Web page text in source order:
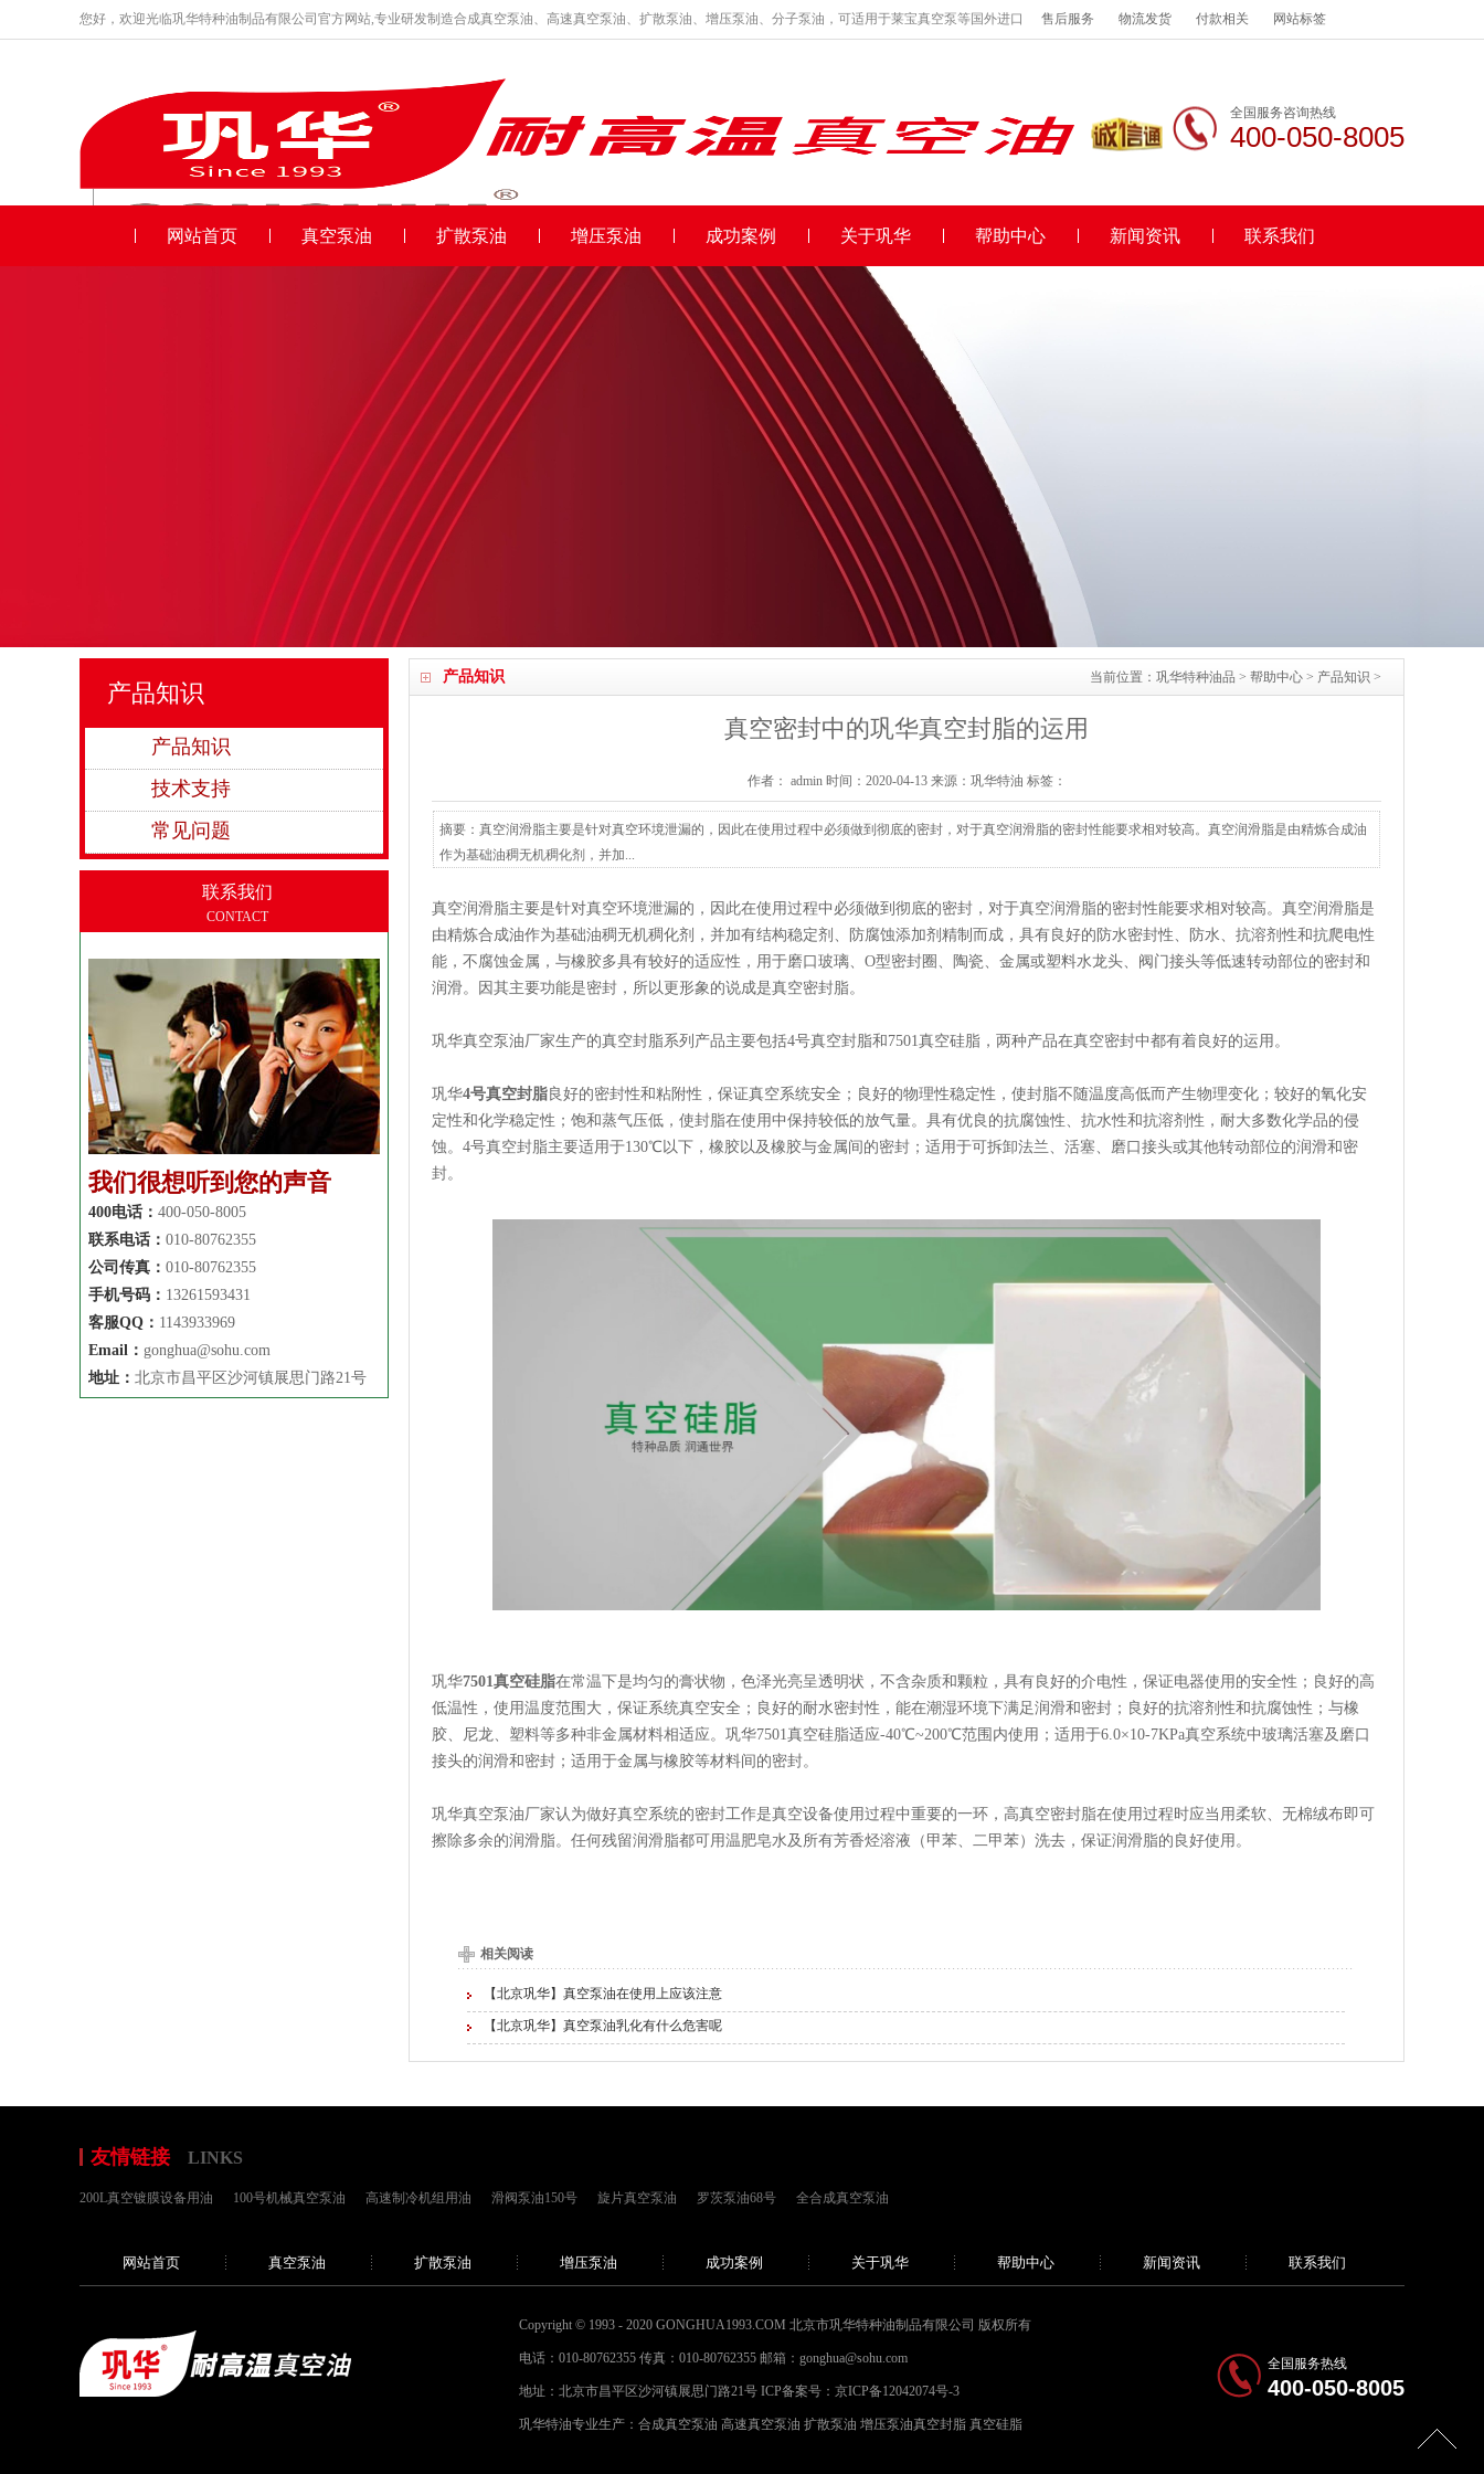
您好，欢迎光临巩华特种油制品有限公司官方网站,专业研发制造合成真空泵油、高速真空泵油、扩散泵油、增压泵油、分子泵油，可适用于莱宝真空泵等国外进口 售后服务 物流发货 付款相关 网站标签
全国服务咨询热线
400-050-8005
网站首页 真空泵油 扩散泵油 增压泵油 成功案例 关于巩华 帮助中心 新闻资讯 联系我们
产品知识 当前位置： 巩华特种油品 > 帮助中心 > 产品知识 >
真空密封中的巩华真空封脂的运用
作者： admin 时间：2020-04-13 来源：巩华特油 标签：
摘要：真空润滑脂主要是针对真空环境泄漏的，因此在使用过程中必须做到彻底的密封，对于真空润滑脂的密封性能要求相对较高。真空润滑脂是由精炼合成油
作为基础油稠无机稠化剂，并加...
真空润滑脂主要是针对真空环境泄漏的，因此在使用过程中必须做到彻底的密封，对于真空润滑脂的密封性能要求相对较高。真空润滑脂是
由精炼合成油作为基础油稠无机稠化剂，并加有结构稳定剂、防腐蚀添加剂精制而成，具有良好的防水密封性、防水、抗溶剂性和抗爬电性
能，不腐蚀金属，与橡胶多具有较好的适应性，用于磨口玻璃、O型密封圈、陶瓷、金属或塑料水龙头、阀门接头等低速转动部位的密封和
润滑。因其主要功能是密封，所以更形象的说成是真空密封脂。
巩华真空泵油厂家生产的真空封脂系列产品主要包括4号真空封脂和7501真空硅脂，两种产品在真空密封中都有着良好的运用。
巩华4号真空封脂 良好的密封性和粘附性，保证真空系统安全；良好的物理性稳定性，使封脂不随温度高低而产生物理变化；较好的氧化安
定性和化学稳定性；饱和蒸气压低，使封脂在使用中保持较低的放气量。具有优良的抗腐蚀性、抗水性和抗溶剂性，耐大多数化学品的侵
蚀。4号真空封脂主要适用于130℃以下，橡胶以及橡胶与金属间的密封；适用于可拆卸法兰、活塞、磨口接头或其他转动部位的润滑和密
封。
巩华7501真空硅脂在常温下是均匀的膏状物，色泽光亮呈透明状，不含杂质和颗粒，具有良好的介电性，保证电器使用的安全性；良好的高
低温性，使用温度范围大，保证系统真空安全；良好的耐水密封性，能在潮湿环境下满足润滑和密封；良好的抗溶剂性和抗腐蚀性；与橡
胶、尼龙、塑料等多种非金属材料相适应。巩华7501真空硅脂适应-40℃~200℃范围内使用；适用于6.0×10-7KPa真空系统中玻璃活塞及磨口
接头的润滑和密封；适用于金属与橡胶等材料间的密封。
巩华真空泵油厂家认为做好真空系统的密封工作是真空设备使用过程中重要的一环，高真空密封脂在使用过程时应当用柔软、无棉绒布即可
擦除多余的润滑脂。任何残留润滑脂都可用温肥皂水及所有芳香烃溶液（甲苯、二甲苯）洗去，保证润滑脂的良好使用。
相关阅读
【北京巩华】真空泵油在使用上应该注意
【北京巩华】真空泵油乳化有什么危害呢
产品知识
产品知识
技术支持
常见问题
联系我们
CONTACT
我们很想听到您的声音
400电话： 400-050-8005
联系电话： 010-80762355
公司传真： 010-80762355
手机号码： 13261593431
客服QQ： 1143933969
Email： gonghua@sohu.com
地址： 北京市昌平区沙河镇展思门路21号
友情链接 LINKS
200L真空镀膜设备用油 100号机械真空泵油 高速制冷机组用油 滑阀泵油150号 旋片真空泵油 罗茨泵油68号 全合成真空泵油
网站首页 真空泵油 扩散泵油 增压泵油 成功案例 关于巩华 帮助中心 新闻资讯 联系我们
Copyright © 1993 - 2020 GONGHUA1993.COM 北京市巩华特种油制品有限公司 版权所有
电话：010-80762355 传真：010-80762355 邮箱：gonghua@sohu.com
地址：北京市昌平区沙河镇展思门路21号 ICP备案号： 京ICP备12042074号-3
巩华特油专业生产： 合成真空泵油 高速真空泵油 扩散泵油 增压泵油真空封脂 真空硅脂
全国服务热线
400-050-8005